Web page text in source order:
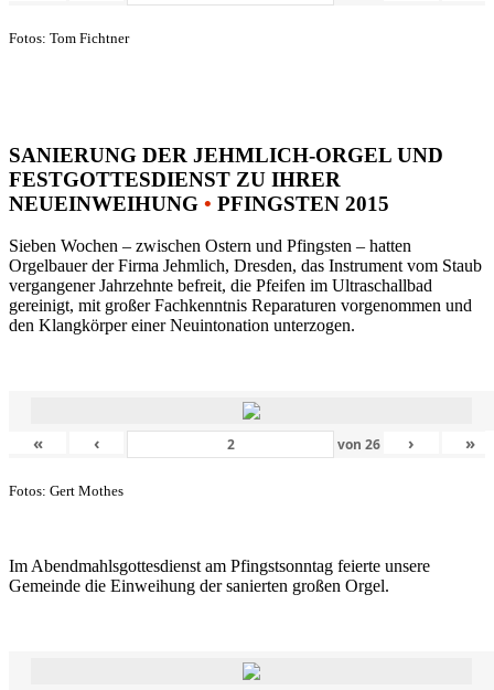
Fotos: Tom Fichtner
SANIERUNG DER JEHMLICH-ORGEL UND
FESTGOTTESDIENST ZU IHRER
NEUEINWEIHUNG • PFINGSTEN 2015
Sieben Wochen – zwischen Ostern und Pfingsten – hatten
Orgelbauer der Firma Jehmlich, Dresden, das Instrument vom Staub
vergangener Jahrzehnte befreit, die Pfeifen im Ultraschallbad
gereinigt, mit großer Fachkenntnis Reparaturen vorgenommen und
den Klangkörper einer Neuintonation unterzogen.
« ‹ von26 › »
Fotos: Gert Mothes
Im Abendmahlsgottesdienst am Pfingstsonntag feierte unsere
Gemeinde die Einweihung der sanierten großen Orgel.